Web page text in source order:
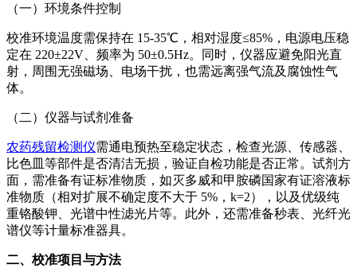
（一）环境条件控制
校准环境温度需保持在 15-35℃，相对湿度≤85%，电源电压稳
定在 220±22V、频率为 50±0.5Hz。同时，仪器应避免阳光直
射，周围无强磁场、电场干扰，也需远离强气流及腐蚀性气
体。
（二）仪器与试剂准备
农药残留检测仪需通电预热至稳定状态，检查光源、传感器、
比色皿等部件是否清洁无损，验证自检功能是否正常。试剂方
面，需准备有证标准物质，如灭多威和甲胺磷国家有证溶液标
准物质（相对扩展不确定度不大于 5%，k=2），以及优级纯
重铬酸钾、光谱中性滤光片等。此外，还需准备秒表、光纤光
谱仪等计量标准器具。
二、校准项目与方法